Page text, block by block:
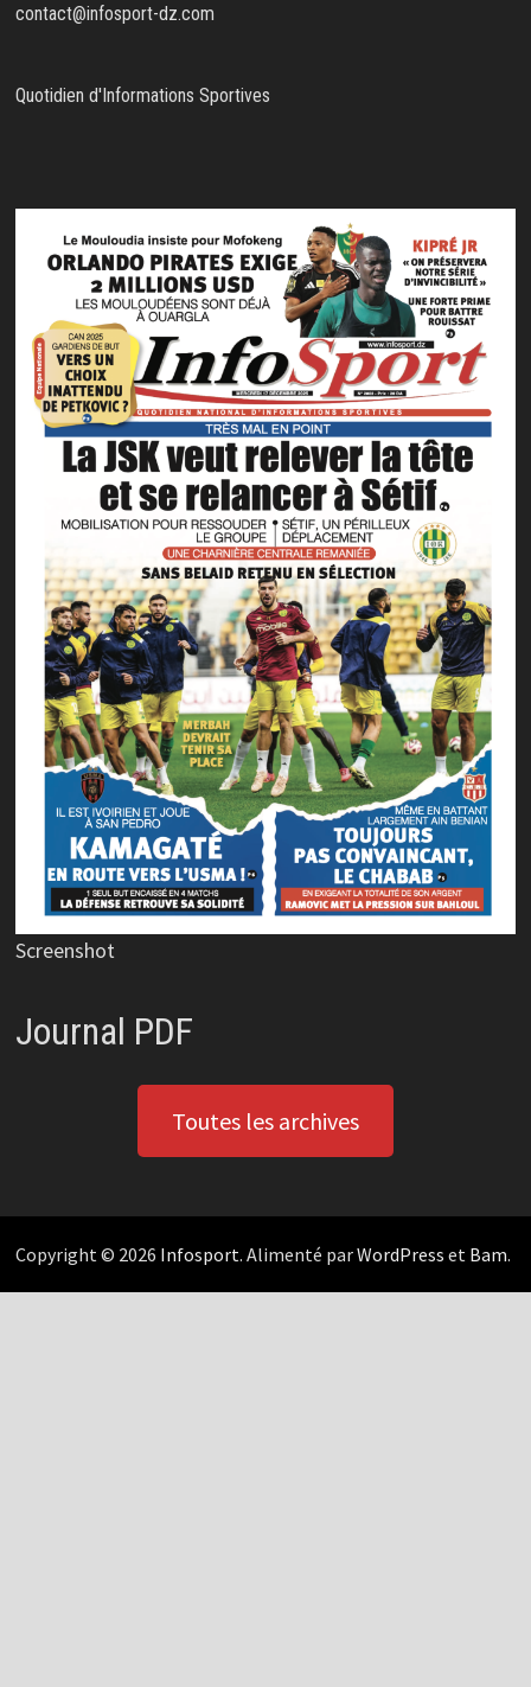
contact@infosport-dz.com
Quotidien d'Informations Sportives
Screenshot
Journal PDF
Toutes les archives
Copyright © 2026 Infosport. Alimenté parWordPress et Bam.